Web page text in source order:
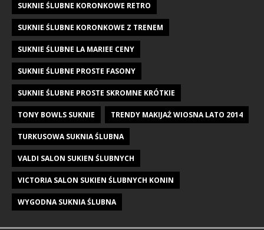
SUKNIE ŚLUBNE KORONKOWE RETRO
SUKNIE ŚLUBNE KORONKOWE Z TRENEM
SUKNIE ŚLUBNE LA MARIEE CENY
SUKNIE ŚLUBNE PROSTE FASONY
SUKNIE ŚLUBNE PROSTE SKROMNE KRÓTKIE
TONY BOWLS SUKNIE TRENDY MAKIJAŻ WIOSNA LATO 2014
TURKUSOWA SUKNIA ŚLUBNA
VALDI SALON SUKIEN ŚLUBNYCH
VICTORIA SALON SUKIEN ŚLUBNYCH KONIN
WYGODNA SUKNIA ŚLUBNA